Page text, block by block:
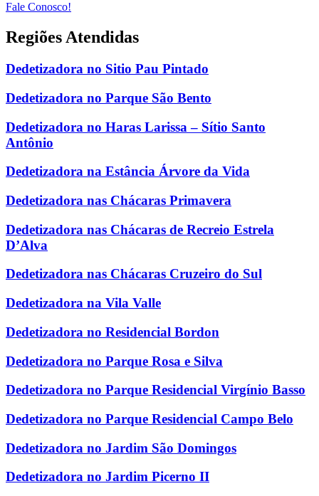
Fale Conosco!
Regiões Atendidas
Dedetizadora no Sitio Pau Pintado
Dedetizadora no Parque São Bento
Dedetizadora no Haras Larissa – Sítio Santo
Antônio
Dedetizadora na Estância Árvore da Vida
Dedetizadora nas Chácaras Primavera
Dedetizadora nas Chácaras de Recreio Estrela
D’Alva
Dedetizadora nas Chácaras Cruzeiro do Sul
Dedetizadora na Vila Valle
Dedetizadora no Residencial Bordon
Dedetizadora no Parque Rosa e Silva
Dedetizadora no Parque Residencial Virgínio Basso
Dedetizadora no Parque Residencial Campo Belo
Dedetizadora no Jardim São Domingos
Dedetizadora no Jardim Picerno II